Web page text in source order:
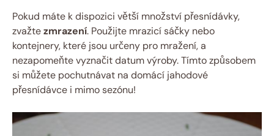
Pokud máte k dispozici větší množství přesnídávky,
zvažtezmrazení. Použijte mrazicí sáčky nebo
kontejnery, které jsou určeny pro mražení, a
nezapomeňte vyznačit datum výroby. Tímto způsobem
si můžete pochutnávat na domácí jahodové
přesnídávce i mimo sezónu!